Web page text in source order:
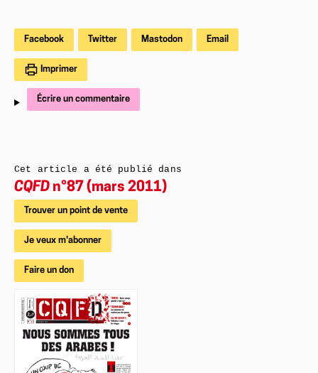
Facebook Twitter Mastodon Email
Imprimer
Écrire un commentaire
Cet article a été publié dans
CQFD n°87 (mars 2011)
Trouver un point de vente
Je veux m'abonner
Faire un don